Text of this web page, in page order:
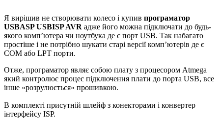
Я вирішив не створювати колесо і купив програматор
USBASP USBISP AVR адже його можна підключати до будь-
якого комп’ютера чи ноутбука де є порт USB. Так набагато
простіше і не потрібно шукати старі версії комп’ютерів де є
COM або LPT порти.
Отже, програматор являє собою плату з процесором Atmega
який контролює процес підключення плати до порта USB, все
інше «розрулюється» прошивкою.
В комплекті присутній шлейф з конекторами і конвертер
інтерфейсу ISP.